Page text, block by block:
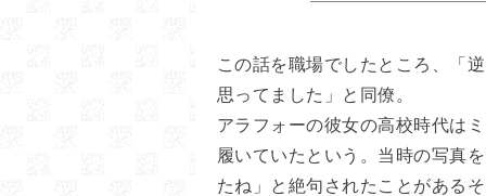
この話を職場でしたところ、「
思ってました」と同僚。
アラフォーの彼女の高校時代は
履いていたという。当時の写真
たね」と絶句されたことがある